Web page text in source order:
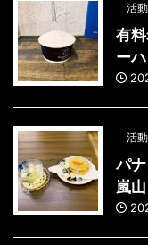
活
有
ー
活
パ
嵐